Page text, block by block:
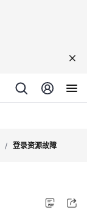
/ 登录资源故障